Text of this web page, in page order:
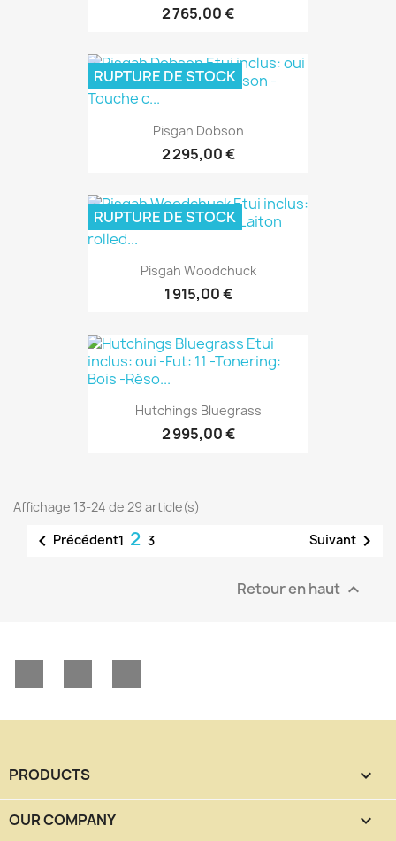
2 765,00 €
Pisgah Dobson
2 295,00 €
RUPTURE DE STOCK
Pisgah Woodchuck
1 915,00 €
RUPTURE DE STOCK
Hutchings Bluegrass
2 995,00 €
Affichage 13-24 de 29 article(s)
 Précédent1 2 3 Suivant 
Retour en haut 
PRODUCTS 
OUR COMPANY 